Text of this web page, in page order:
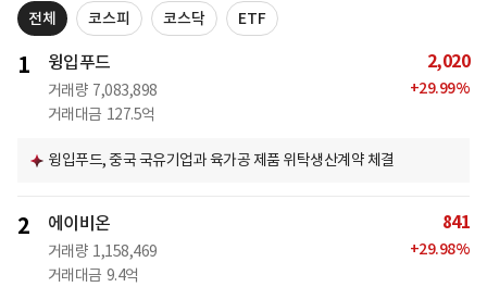
전체 코스피 코스닥 ETF
1 윙입푸드
거래량 7,083,898
거래대금 127.5억
2,020
+29.99%
윙입푸드, 중국 국유기업과 육가공 제품 위탁생산계약 체결
2 에이비온
거래량 1,158,469
거래대금 9.4억
841
+29.98%